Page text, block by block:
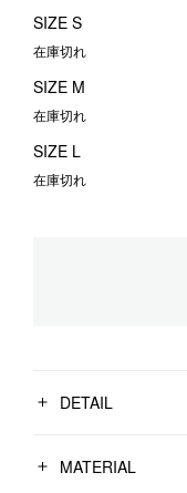
SIZE S
在庫切れ
SIZE M
在庫切れ
SIZE L
在庫切れ
DETAIL
MATERIAL